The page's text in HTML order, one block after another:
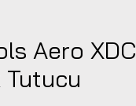
Aero XDC
Tutucu